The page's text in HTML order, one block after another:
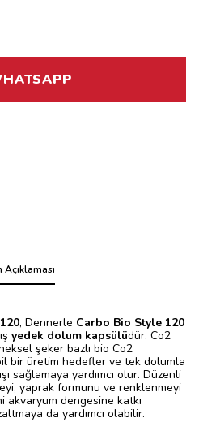
Açıklaması
, Dennerle Carbo Bio Style 120
yedek dolum kapsülüdür. Co2
şeker bazlı bio Co2
bir üretim hedefler ve tek dolumla
sağlamaya yardımcı olur. Düzenli
yaprak formunu ve renklenmeyi
akvaryum dengesine katkı
da yardımcı olabilir.